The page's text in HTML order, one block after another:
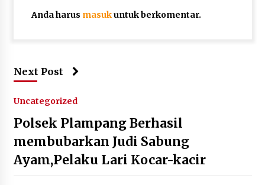
Anda harus masukuntuk berkomentar.
Next Post
Uncategorized
Polsek Plampang Berhasil
membubarkan Judi Sabung
Ayam,Pelaku Lari Kocar-kacir